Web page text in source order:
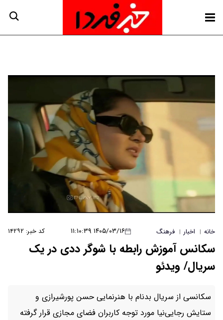
۱۴۰۵/۰۳/۱۶ ۱۱:۱۰:۳۹ کد خبر: ۱۴۲۹۲
با شوگر ددی در یک
با هنرنمایی حسن پورشیرازی و
کاربران فضای مجازی قرار گرفته